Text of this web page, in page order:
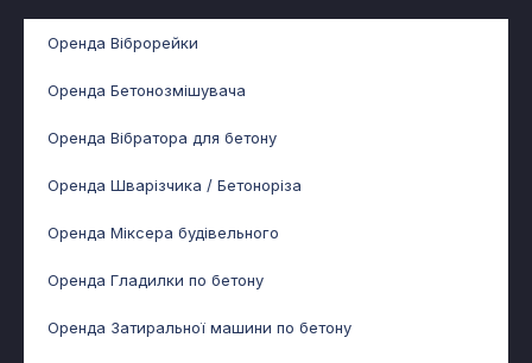
Оренда Віброрейки
Оренда Бетонозмішувача
Оренда Вібратора для бетону
Оренда Шварізчика / Бетоноріза
Оренда Міксера будівельного
Оренда Гладилки по бетону
Оренда Затиральної машини по бетону